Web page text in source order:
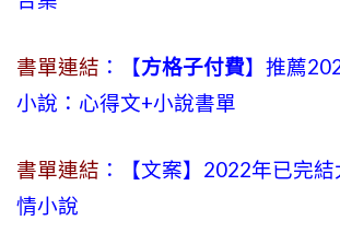
書單連結 ：【方格子付費】推薦
小說：心得文+小說書單
書單連結 ：【文案】2022年已完
情小說